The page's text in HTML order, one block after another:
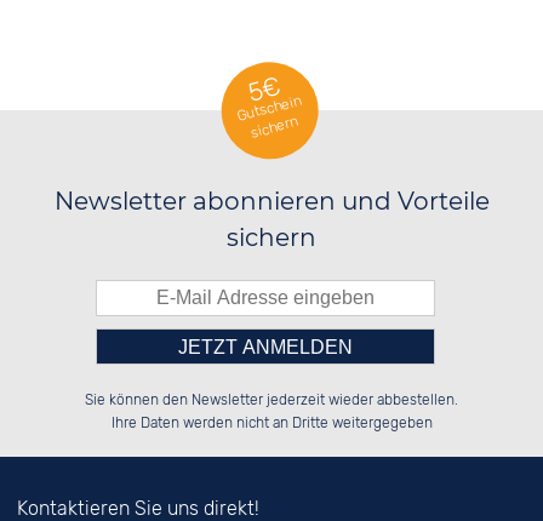
5€
Gutschein
sichern
Newsletter abonnieren und Vorteile
sichern
░░░░██░░██░░██░░██░░░░░░██░░██░░
░░████░░██████░░██████░░██████░░
░░░░██░░██░░██░░██░░██░░██░░██░░
Bitte tragen Sie die Zahl in
das nebenstehende Feld ein.
Sie können den Newsletter jederzeit wieder abbestellen.
Ihre Daten werden nicht an Dritte weitergegeben
Kontaktieren Sie uns direkt!